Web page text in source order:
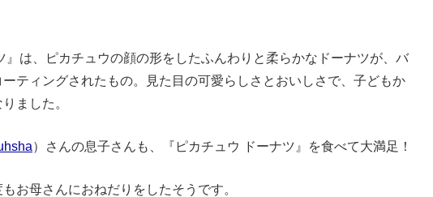
』は、ピカチュウの顔の形をしたふんわりと柔らかなドーナツが、バ
ティングされたもの。見た目の可愛らしさとおいしさで、子どもか
ました。
）さんの息子さんも、『ピカチュウ ドーナツ』を食べて大満足！
もお母さんにおねだりをしたそうです。